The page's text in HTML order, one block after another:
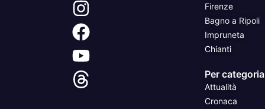
Firenze
Bagno a Ripoli
Impruneta
Chianti
Per categoria
Attualità
Cronaca